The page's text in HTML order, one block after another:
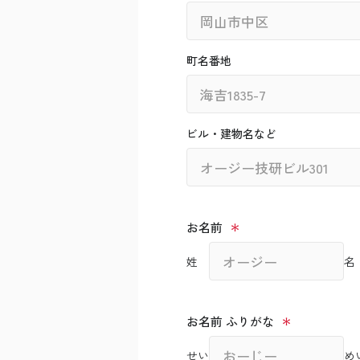
町名番地
ビル・建物名など
お名前
姓 名
お名前 ふりがな
せい め